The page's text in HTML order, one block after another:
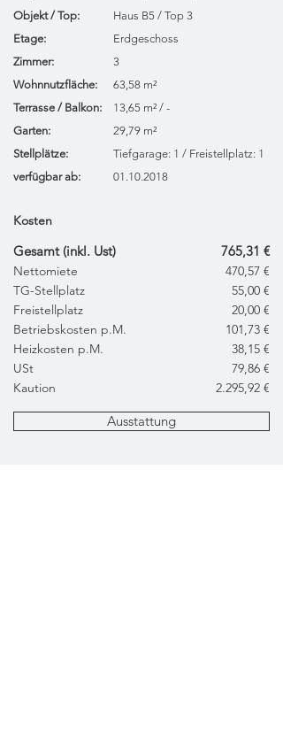
​Objekt / Top:
Etage:
Zimmer:
Wohnnutzfläche:
Terrasse / Balkon:
Garten:
Stellplätze:
verfügbar ab:
Haus B5 / Top 3
Erdgeschoss
3
63,58 m²
13,65 m² / -
29,79 m²
Tiefgarage: 1 / Freistellplatz: 1
01.10.2018
Kosten
Gesamt (inkl. Ust)
Nettomiete
TG-Stellplatz
Freistellplatz
Betriebskosten p.M.
Heizkosten p.M.
USt
Kaution
765,31 €
470,57 €
55,00 €
20,00 €
101,73 €
38,15 €
79,86 €
2.295,92 €
Ausstattung